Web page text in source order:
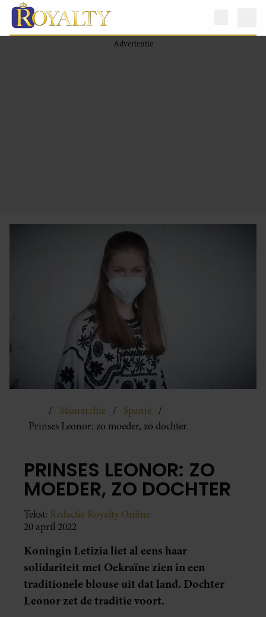
Monarchie
Spanje
Prinses Leonor: zo moeder, zo dochter
PRINSES LEONOR: ZO
MOEDER, ZO DOCHTER
Tekst: Redactie Royalty Online
20 april 2022
Koningin Letizia liet al eens haar
solidariteit met Oekraïne zien in een
traditionele blouse uit dat land. Dochter
Leonor zet de traditie voort.